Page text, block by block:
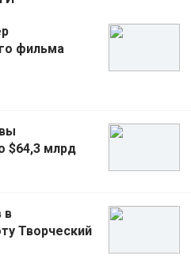
фильма
$64,3 млрд
в
Творческий